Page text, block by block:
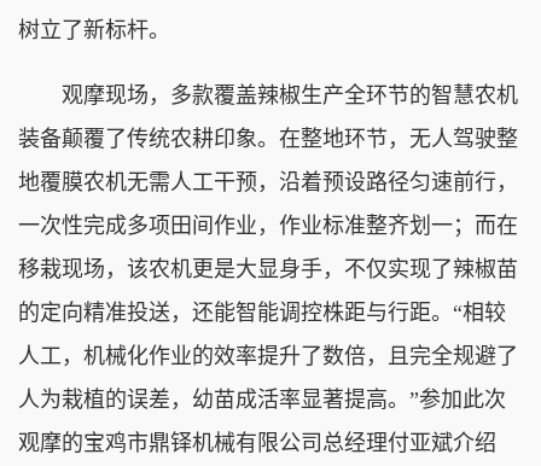
树立了新标杆。
观摩现场，多款覆盖辣椒生产全环节的智慧农机
装备颠覆了传统农耕印象。在整地环节，无人驾驶整
地覆膜农机无需人工干预，沿着预设路径匀速前行，
一次性完成多项田间作业，作业标准整齐划一；而在
移栽现场，该农机更是大显身手，不仅实现了辣椒苗
的定向精准投送，还能智能调控株距与行距。“相较
人工，机械化作业的效率提升了数倍，且完全规避了
人为栽植的误差，幼苗成活率显著提高。”参加此次
观摩的宝鸡市鼎铎机械有限公司总经理付亚斌介绍